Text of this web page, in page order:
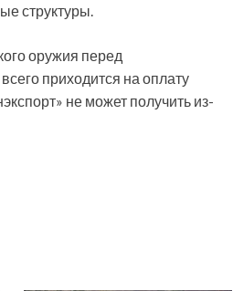
структуры.
оружия перед
приходится на оплату
не может получить из-